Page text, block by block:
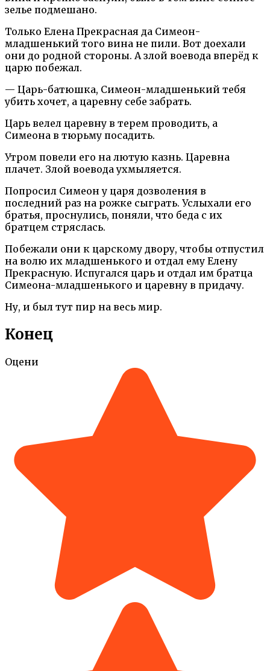
зелье подмешано.
Только Елена Прекрасная да Симеон-
младшенький того вина не пили. Вот доехали
они до родной стороны. А злой воевода вперёд к
царю побежал.
— Царь-батюшка, Симеон-младшенький тебя
убить хочет, а царевну себе забрать.
Царь велел царевну в терем проводить, а
Симеона в тюрьму посадить.
Утром повели его на лютую казнь. Царевна
плачет. Злой воевода ухмыляется.
Попросил Симеон у царя дозволения в
последний раз на рожке сыграть. Услыхали его
братья, проснулись, поняли, что беда с их
братцем стряслась.
Побежали они к царскому двору, чтобы отпустил
на волю их младшенького и отдал ему Елену
Прекрасную. Испугался царь и отдал им братца
Симеона-младшенького и царевну в придачу.
Ну, и был тут пир на весь мир.
Конец
Оцени